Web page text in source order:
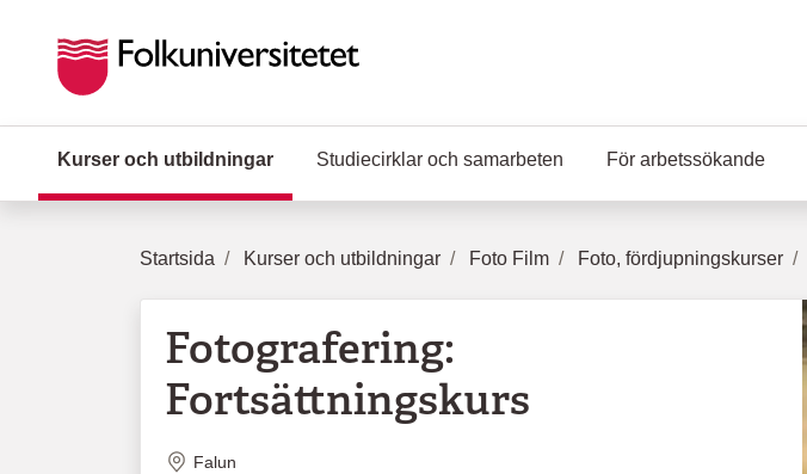
Kurser och utbildningar (Aktuell sida)
Studiecirklar och samarbeten För arbetssökande
Startsida Kurser och utbildningar Foto Film Foto, fördjupningskurser
Fotografering:
Fortsättningskurs
Plats
Falun